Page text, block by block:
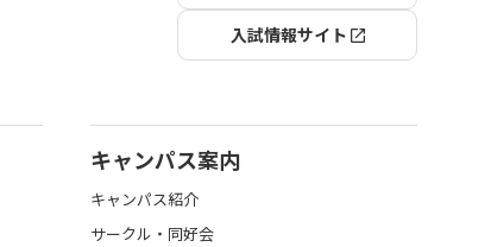
入試情報サイト
キャンパス案内
キャンパス紹介
サークル・同好会